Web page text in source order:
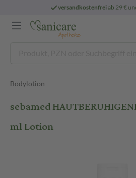
versandkostenfreiab 29 €
Bodylotion
sebamed
ml Lotion